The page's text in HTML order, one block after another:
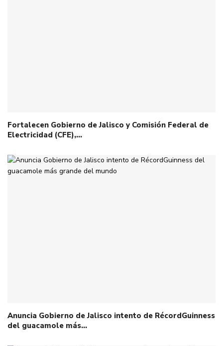
Fortalecen Gobierno de Jalisco y Comisión Federal de
Electricidad (CFE),…
Anuncia Gobierno de Jalisco intento de RécordGuinness
del guacamole más…